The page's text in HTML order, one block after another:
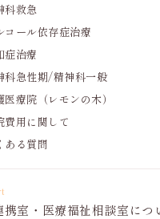
科救急
コール依存症治療
症治療
科急性期/精神科一般
医療院（レモンの木）
費用に関して
ある質問
室・ 医療福祉相談室につ